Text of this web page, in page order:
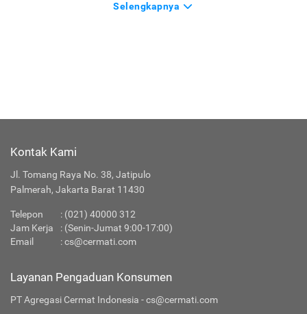
Selengkapnya
Kontak Kami
Jl. Tomang Raya No. 38, Jatipulo
Palmerah, Jakarta Barat 11430
Telepon : (021) 40000 312
Jam Kerja
: (Senin-Jumat 9:00-17:00)
Email
:cs@cermati.com
Layanan Pengaduan Konsumen
PT Agregasi Cermat Indonesia - cs@cermati.com